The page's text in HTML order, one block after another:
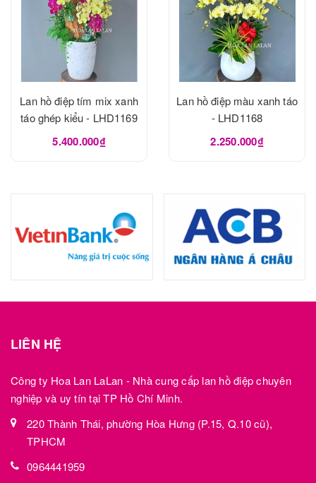
Lan hồ điệp tím mix xanh
táo ghép kiểu - LHD1169
5.400.000₫
Lan hồ điệp màu xanh táo
- LHD1168
2.250.000₫
LIÊN HỆ
Công ty Hoa Lan LaLan - Nhà cung cấp lan hồ điệp chuyên
nghiệp và uy tín tại TP Hồ Chí Minh.
220 Thành Thái, phường Hòa Hưng (P.15, Q.10 cũ),
TPHCM
0964441959